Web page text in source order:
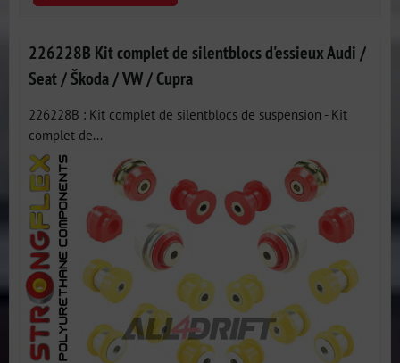
226228B Kit complet de silentblocs d'essieux Audi /
Seat / Škoda / VW / Cupra
226228B : Kit complet de silentblocs de suspension - Kit
complet de...